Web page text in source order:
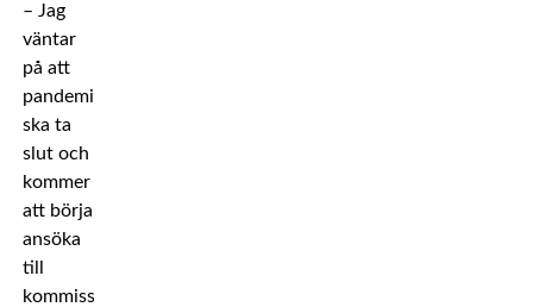
– Jag
väntar
på att
pandemin
ska ta
slut och
kommer
att börja
ansöka
till
kommissionerna